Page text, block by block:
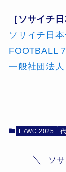
［ソサイチ日
ソサイチ日
FOOTBALL
一般社団法
F7WC 2025
ソ